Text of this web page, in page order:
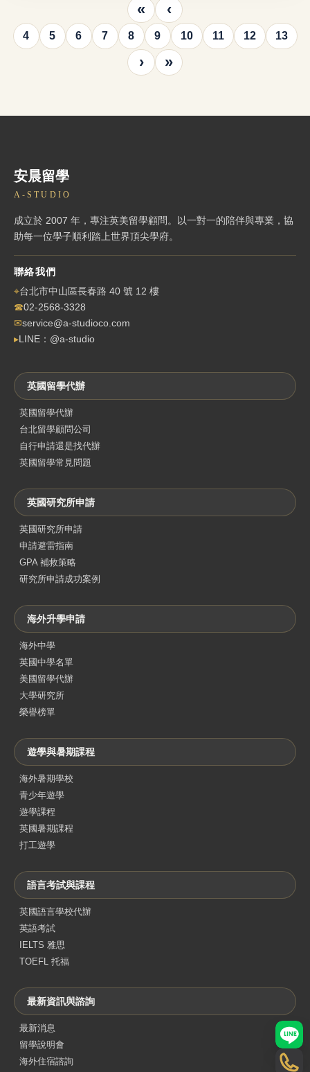
« ‹
4 5 6 7 8 9 10 11 12 13
› »
安晨留學
A-STUDIO
成立於 2007 年，專注英美留學顧問。以一對一的陪伴與專業，協
助每一位學子順利踏上世界頂尖學府。
聯絡我們
⌖台北市中山區長春路 40 號 12 樓
☎02-2568-3328
✉service@a-studioco.com
▸LINE：@a-studio
英國留學代辦
英國留學代辦
台北留學顧問公司
自行申請還是找代辦
英國留學常見問題
英國研究所申請
英國研究所申請
申請避雷指南
GPA 補救策略
研究所申請成功案例
海外升學申請
海外中學
英國中學名單
美國留學代辦
大學研究所
榮譽榜單
遊學與暑期課程
海外暑期學校
青少年遊學
遊學課程
英國暑期課程
打工遊學
語言考試與課程
英國語言學校代辦
英語考試
IELTS 雅思
TOEFL 托福
最新資訊與諮詢
最新消息
留學說明會
海外住宿諮詢
LINE
電話